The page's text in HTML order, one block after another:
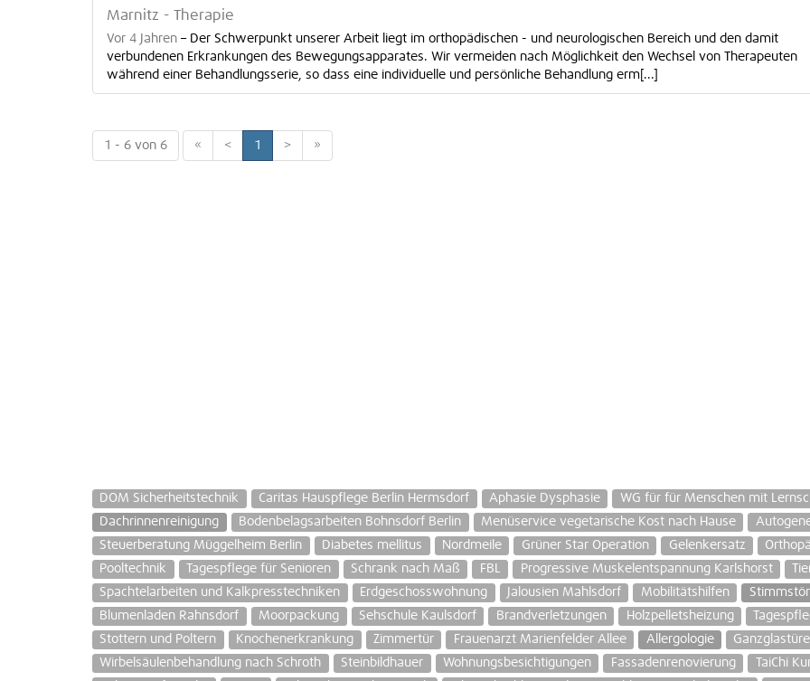
Marnitz - Therapie
Vor 4 Jahren – Der Schwerpunkt unserer Arbeit liegt im orthopädischen - und neurologischen Bereich und den damit
verbundenen Erkrankungen des Bewegungsapparates. Wir vermeiden nach Möglichkeit den Wechsel von Therapeuten
während einer Behandlungsserie, so dass eine individuelle und persönliche Behandlung erm[...]
1 - 6 von 6 « < 1 > »
DOM Sicherheitstechnik Caritas Hauspflege Berlin Hermsdorf Aphasie Dysphasie WG für für Menschen mit
Dachrinnenreinigung
Bodenbelagsarbeiten Bohnsdorf Berlin Menüservice vegetarische Kost nach Hause
Steuerberatung Müggelheim Berlin
Diabetes mellitus Nordmeile Grüner Star Operation Gelenkersatz
Pooltechnik
Tagespflege für Senioren Schrank nach Maß FBL Progressive Muskelentspannung Karlshorst
Spachtelarbeiten und Kalkpresstechniken
Erdgeschosswohnung Jalousien Mahlsdorf Mobilitätshilfen
Blumenladen Rahnsdorf
Moorpackung Sehschule Kaulsdorf Brandverletzungen Holzpelletsheizung
Stottern und Poltern
Knochenerkrankung Zimmertür Frauenarzt Marienfelder Allee Allergologie
Wirbelsäulenbehandlung nach Schroth
Steinbildhauer Wohnungsbesichtigungen Fassadenrenovierung TaiChi